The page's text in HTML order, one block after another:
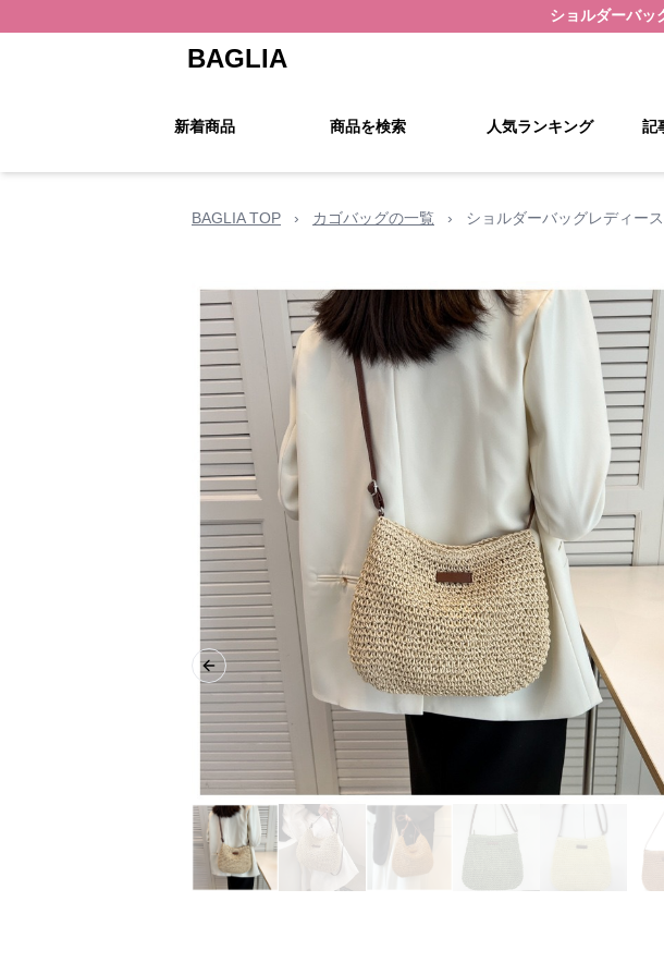
ショルダーバッ
BAGLIA
新着商品 商品を検索 人気ランキング 記
BAGLIA TOP › カゴバッグの一覧 › ショルダーバッグレディー
Previous slide